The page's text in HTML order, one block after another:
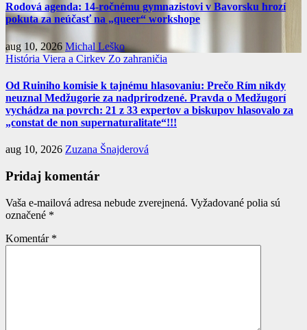
Rodová agenda: 14-ročnému gymnazistovi v Bavorsku hrozí
pokuta za neúčasť na „queer“ workshope
aug 10, 2026 Michal Leško
História Viera a Cirkev Zo zahraničia
Od Ruiniho komisie k tajnému hlasovaniu: Prečo Rím nikdy
neuznal Medžugorie za nadprirodzené. Pravda o Medžugorí
vychádza na povrch: 21 z 33 expertov a biskupov hlasovalo za
„constat de non supernaturalitate“!!!
aug 10, 2026 Zuzana Šnajderová
Pridaj komentár
Vaša e-mailová adresa nebude zverejnená. Vyžadované polia sú
označené *
Komentár *